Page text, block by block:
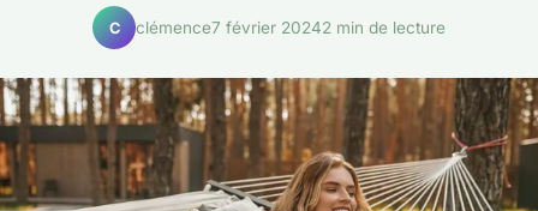
C clémence7 février 20242 min de lecture